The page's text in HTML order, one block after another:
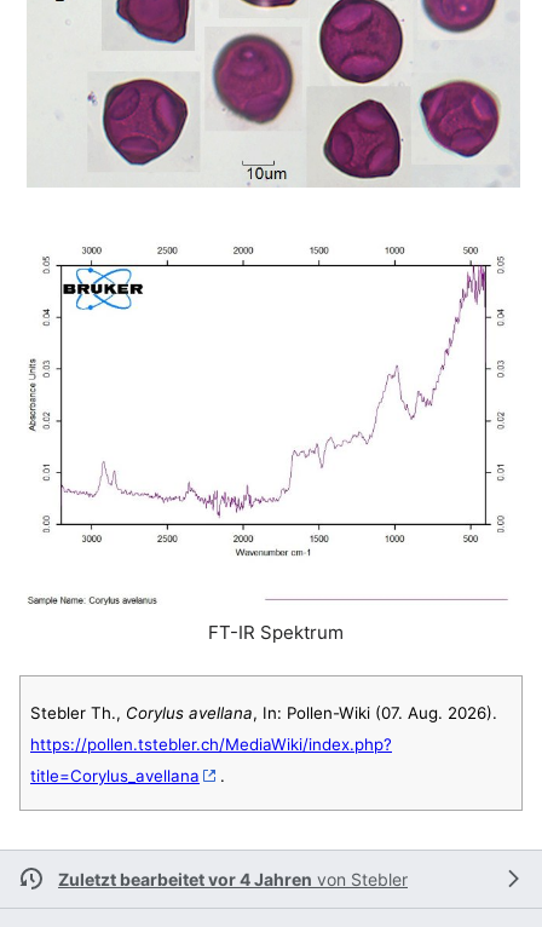
FT-IR Spektrum
Stebler Th., Corylus avellana, In: Pollen-Wiki (07. Aug. 2026).
https://pollen.tstebler.ch/MediaWiki/index.php?
title=Corylus_avellana
.
Zuletzt bearbeitet vor 4 Jahren von Stebler